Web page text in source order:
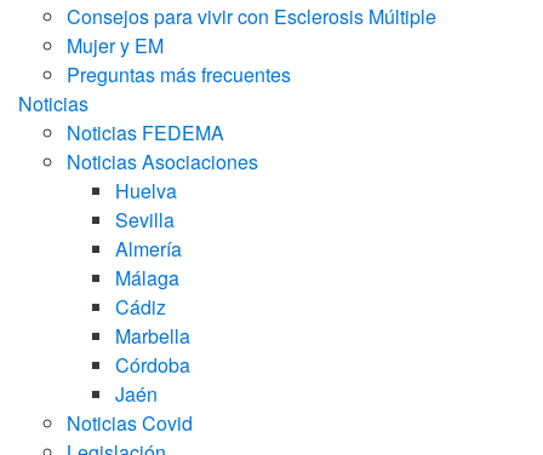
Consejos para vivir con Esclerosis Múltiple
Mujer y EM
Preguntas más frecuentes
Noticias
Noticias FEDEMA
Noticias Asociaciones
Huelva
Sevilla
Almería
Málaga
Cádiz
Marbella
Córdoba
Jaén
Noticias Covid